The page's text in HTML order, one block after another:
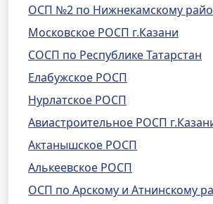
ОСП №2 по Нижнекамскому
Московское РОСП г.Казани
СОСП по Республике Татарстан
Елабужское РОСП
Нурлатское РОСП
Авиастроительное РОСП
Актанышское РОСП
Алькеевское РОСП
ОСП по Арскому и Атнинскому